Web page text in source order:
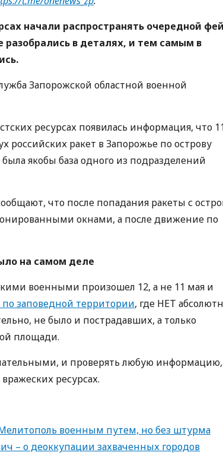
начали распространять очередной
разобрались в деталях, и тем самым в
Запорожской областной военной
ресурсах появилась информация, что
российских ракет в Запорожье по острову
якобы база одного из подразделений
что после попадания ракеты с
окнами, а после движение по
на самом деле
военными произошел 12, а не 11 мая и
заповедной территории, где НЕТ
не было и пострадавших, а только
площади.
и проверять любую информацию,
ресурсах.
военным путем, но без штурма
– о деоккупации захваченных городов